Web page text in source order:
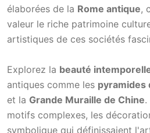
élaborées de la Rome antique,
valeur le riche patrimoine
artistiques de ces sociétés
Explorez la beauté
antiques comme les pyramides
et la Grande Muraille de Chine.
motifs complexes, les
symbolique qui définissaient